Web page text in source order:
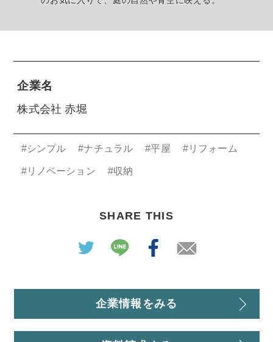
企業名
株式会社 赤堀
#シンプル #ナチュラル #平屋 #リフォーム
#リノベーション #収納
SHARE THIS
企業情報をみる